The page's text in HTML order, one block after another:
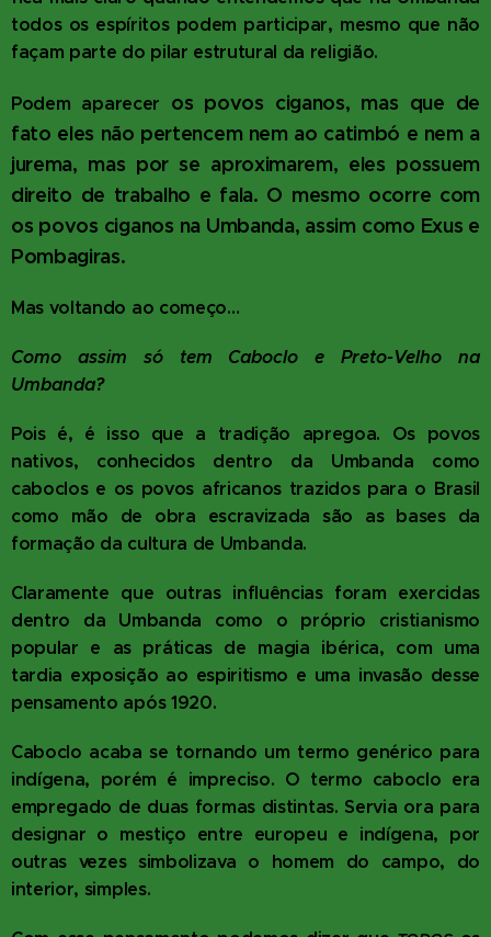
todos os espíritos podem participar, mesmo que não
façam parte do pilar estrutural da religião.
Podem aparecer os povos ciganos, mas que de
fato eles não pertencem nem ao catimbó e nem a
jurema, mas por se aproximarem, eles possuem
direito de trabalho e fala. O mesmo ocorre com
os povos ciganos na Umbanda, assim como Exus e
Pombagiras.
Mas voltando ao começo…
Como assim só tem Caboclo e Preto-Velho na
Umbanda?
Pois é, é isso que a tradição apregoa. Os povos
nativos, conhecidos dentro da Umbanda como
caboclos e os povos africanos trazidos para o Brasil
como mão de obra escravizada são as bases da
formação da cultura de Umbanda.
Claramente que outras influências foram exercidas
dentro da Umbanda como o próprio cristianismo
popular e as práticas de magia ibérica, com uma
tardia exposição ao espiritismo e uma invasão desse
pensamento após 1920.
Caboclo acaba se tornando um termo genérico para
indígena, porém é impreciso. O termo caboclo era
empregado de duas formas distintas. Servia ora para
designar o mestiço entre europeu e indígena, por
outras vezes simbolizava o homem do campo, do
interior, simples.